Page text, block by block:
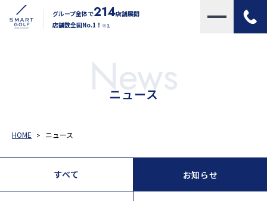
グループ全体で214店舗展開
店舗数全国No.1！ ※1
News
ニュース
HOME ニュース
すべて お知らせ